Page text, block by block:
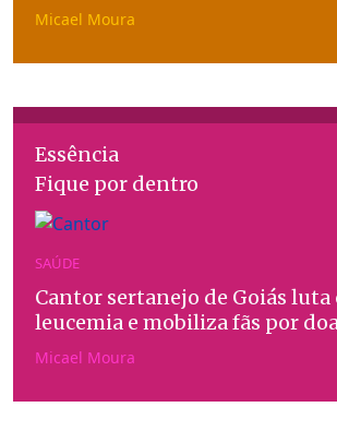
Micael Moura
Essência
Fique por dentro
SAÚDE
Cantor sertanejo de Goiás
leucemia e mobiliza fãs por
Micael Moura